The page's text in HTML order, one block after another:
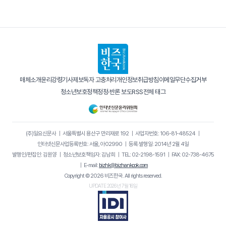
매체소개윤리강령기사제보독자 고충처리 개인정보취급방침이메일무단수집거부
청소년보호정책정정·반론 보도RSS전체 태그
(주)일요신문사｜ 서울특별시 용산구 만리재로 192｜ 사업자번호: 106-81-48524｜
인터넷신문사업등록번호: 서울, 아02990
등록·발행일: 2014년 2월 4일
발행인/편집인: 김원양｜ 청소년보호책임자: 김남희 TEL: 02-2198-1591
FAX: 02-738-4675
E-mail: bizhk@bizhankook.com
Copyright © 2026 비즈한국. All rights reserved.
UPDATE 2026년 7월 16일